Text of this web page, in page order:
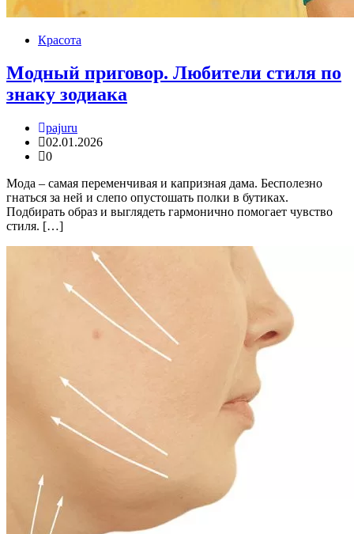
Красота
Модный приговор. Любители стиля по
знаку зодиака
pajuru
02.01.2026
0
Мода – самая переменчивая и капризная дама. Бесполезно
гнаться за ней и слепо опустошать полки в бутиках.
Подбирать образ и выглядеть гармонично помогает чувство
стиля. […]